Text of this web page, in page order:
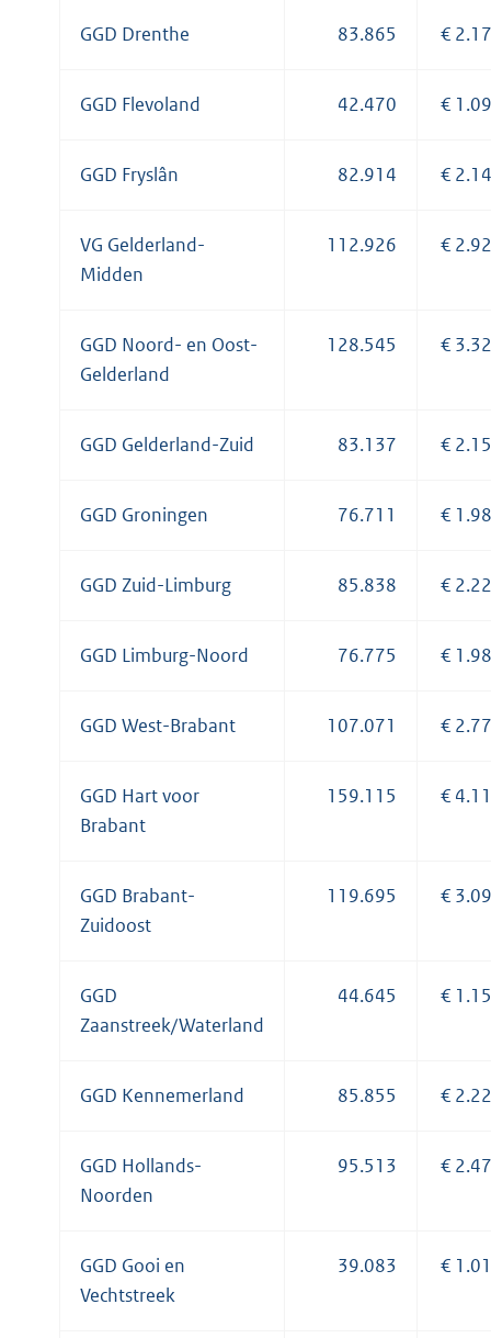
GGD Drenthe 83.865 €
GGD Flevoland 42.470 €
GGD Fryslân 82.914 €
VG Gelderland-
Midden
112.926 €
GGD Noord- en Oost-
Gelderland
128.545 €
GGD Gelderland-Zuid 83.137 €
GGD Groningen 76.711 €
GGD Zuid-Limburg 85.838 €
GGD Limburg-Noord 76.775 €
GGD West-Brabant 107.071 €
GGD Hart voor
Brabant
159.115 €
GGD Brabant-
Zuidoost
119.695 €
GGD
Zaanstreek/Waterland
44.645 €
GGD Kennemerland 85.855 €
GGD Hollands-
Noorden
95.513 €
GGD Gooi en
Vechtstreek
39.083 €